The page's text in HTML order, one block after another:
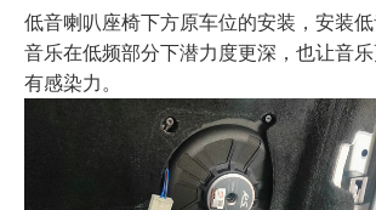
低音喇叭座椅下方原车位的安装，安装
音乐在低频部分下潜力度更深，也让音
有感染力。